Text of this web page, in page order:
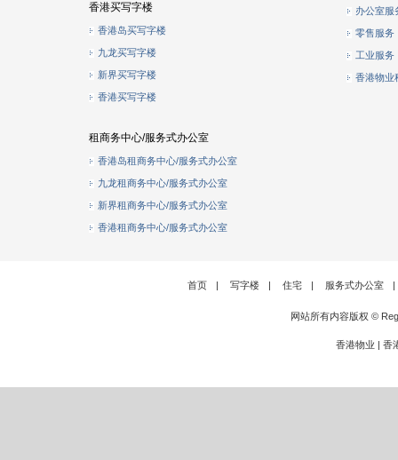
香港买写字楼
香港岛买写字楼
九龙买写字楼
新界买写字楼
香港买写字楼
租商务中心/服务式办公室
香港岛租商务中心/服务式办公室
九龙租商务中心/服务式办公室
新界租商务中心/服务式办公室
香港租商务中心/服务式办公室
办公室服
零售服务
工业服务
香港物业
首页 | 写字楼 | 住宅 | 服务式办公室 |
网站所有内容版权 ©
香港物业 | 香